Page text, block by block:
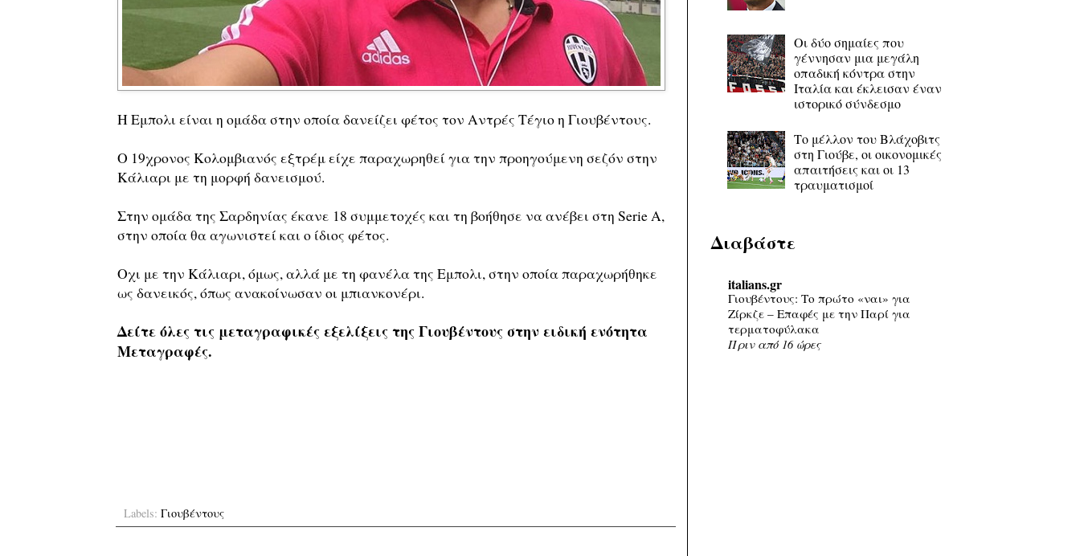
Η Εμπολι είναι η ομάδα στην οποία δανείζει φέτος τον Αντρές Τέγιο η Γιουβέντους.
Ο 19χρονος Κολομβιανός εξτρέμ είχε παραχωρηθεί για την προηγούμενη σεζόν στην
Κάλιαρι με τη μορφή δανεισμού.
Στην ομάδα της Σαρδηνίας έκανε 18 συμμετοχές και τη βοήθησε να ανέβει στη Serie A,
στην οποία θα αγωνιστεί και ο ίδιος φέτος.
Οχι με την Κάλιαρι, όμως, αλλά με τη φανέλα της Εμπολι, στην οποία παραχωρήθηκε
ως δανεικός, όπως ανακοίνωσαν οι μπιανκονέρι.
Δείτε όλες τις μεταγραφικές εξελίξεις της Γιουβέντους στην ειδική ενότητα
Μεταγραφές.
Labels: Γιουβέντους
Οι δύο σημαίες που
γέννησαν μια μεγάλη
οπαδική κόντρα στην
Ιταλία και έκλεισαν έναν
ιστορικό σύνδεσμο
Το μέλλον του Βλάχοβιτς
στη Γιούβε, οι οικονομικές
απαιτήσεις και οι 13
τραυματισμοί
Διαβάστε
italians.gr
Γιουβέντους: Το πρώτο «ναι» για
Ζίρκζε – Επαφές με την Παρί για
τερματοφύλακα
Πριν από 16 ώρες